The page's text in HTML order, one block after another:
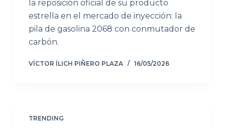
la reposición oficial de su producto
estrella en el mercado de inyección: la
pila de gasolina 2068 con conmutador de
carbón.
VÍCTOR ÍLICH PIÑERO PLAZA 16/05/2026
TRENDING